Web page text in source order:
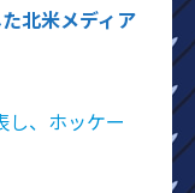
北米メディア
し、ホッケー